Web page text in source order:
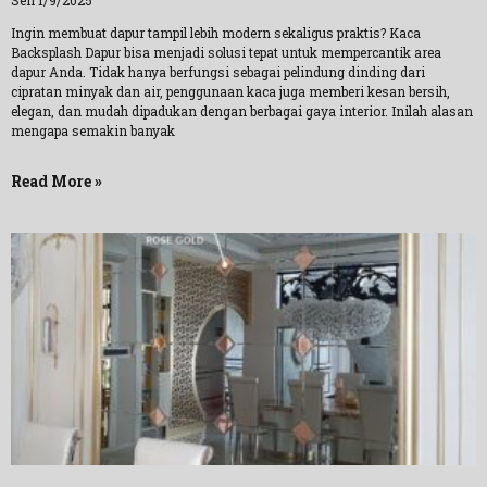
Ingin membuat dapur tampil lebih modern sekaligus praktis? Kaca
Backsplash Dapur bisa menjadi solusi tepat untuk mempercantik area
dapur Anda. Tidak hanya berfungsi sebagai pelindung dinding dari
cipratan minyak dan air, penggunaan kaca juga memberi kesan bersih,
elegan, dan mudah dipadukan dengan berbagai gaya interior. Inilah alasan
mengapa semakin banyak
Read More »